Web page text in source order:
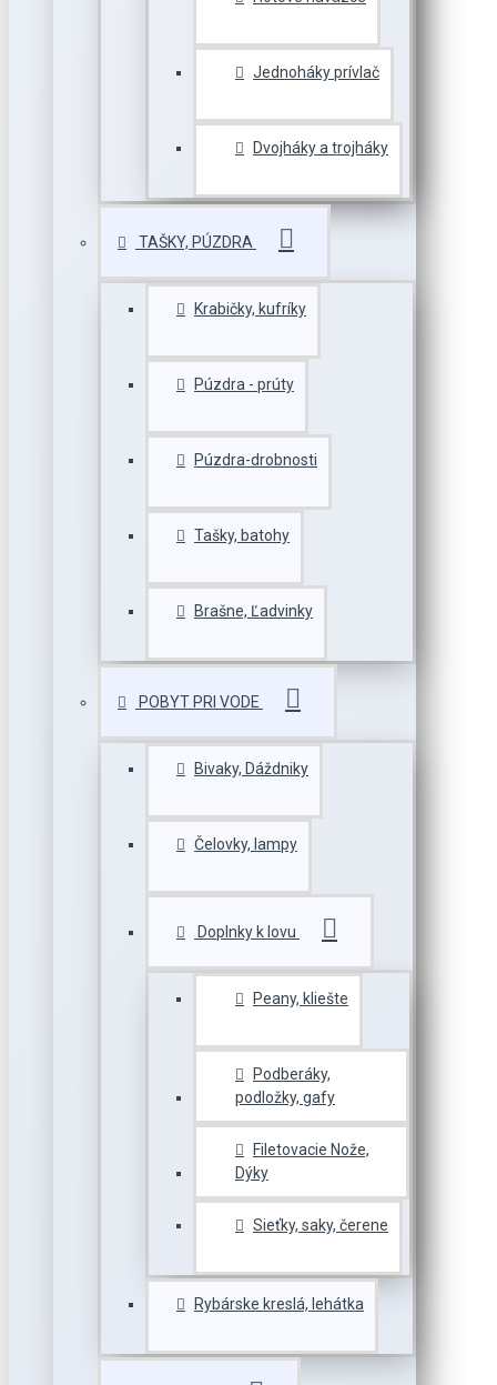
Jednoháky prívlač
Dvojháky a trojháky
TAŠKY, PÚZDRA
Krabičky, kufríky
Púzdra - prúty
Púzdra-drobnosti
Tašky, batohy
Brašne, Ľadvinky
POBYT PRI VODE
Bivaky, Dáždniky
Čelovky, lampy
Doplnky k lovu
Peany, kliešte
Podberáky,
podložky, gafy
Filetovacie Nože,
Dýky
Sieťky, saky, čerene
Rybárske kreslá, lehátka